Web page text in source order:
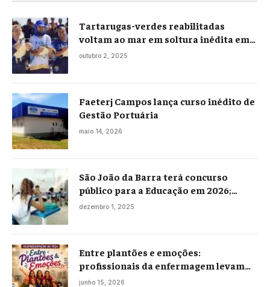
Tartarugas-verdes reabilitadas
voltam ao mar em soltura inédita em
Praia Seca
outubro 2, 2025
Faeterj Campos lança curso inédito de
Gestão Portuária
maio 14, 2026
São João da Barra terá concurso
público para a Educação em 2026;
projeto já está na Câmara
dezembro 1, 2025
Entre plantões e emoções:
profissionais da enfermagem levam
histórias reais ao palco em Campos
junho 15, 2026